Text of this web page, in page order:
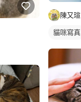
陳又瑄
貓咪寫真